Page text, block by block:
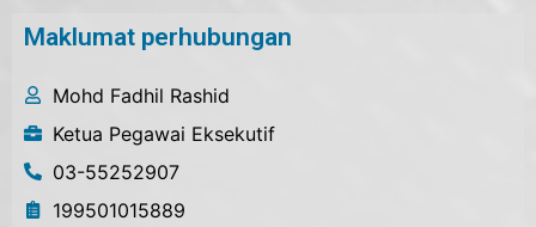
Maklumat perhubungan
Mohd Fadhil Rashid
Ketua Pegawai Eksekutif
03-55252907
199501015889